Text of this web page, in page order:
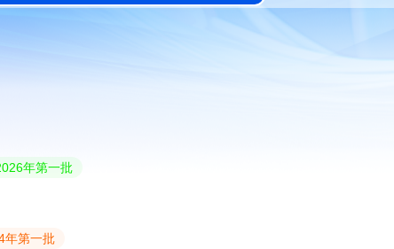
年第一批
年第一批